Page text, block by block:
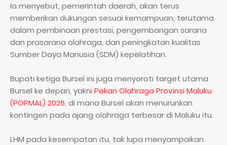
Ia menyebut, pemerintah daerah, akan terus
memberikan dukungan sesuai kemampuan, terutama
dalam pembinaan prestasi, pengembangan sarana
dan prasarana olahraga, dan peningkatan kualitas
Sumber Daya Manusia (SDM) kepelatihan.
Bupati ketiga Bursel ini juga menyoroti target utama
Bursel ke depan, yakni Pekan Olahraga Provinsi Maluku
(POPMAL) 2026, di mana Bursel akan menurunkan
kontingen pada ajang olahraga terbesar di Maluku itu.
LHM pada kesempatan itu, tak lupa menyampaikan